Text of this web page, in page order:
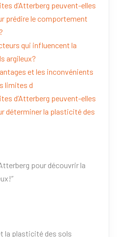
d’Atterberg peuvent-elles
prédire le comportement
qui influencent la
argileux?
et les inconvénients
limites d
d’Atterberg peuvent-elles
déterminer la plasticité des
pour découvrir la
la plasticité des sols